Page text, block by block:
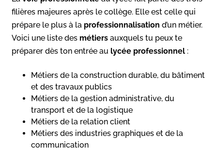
filières majeures après le collège. Elle est celle qui
prépare le plus à la professionnalisation d’un métier.
Voici une liste des métiers auxquels tu peux te
préparer dès ton entrée au lycée professionnel :
Métiers de la construction durable, du bâtiment
et des travaux publics
Métiers de la gestion administrative, du
transport et de la logistique
Métiers de la relation client
Métiers des industries graphiques et de la
communication